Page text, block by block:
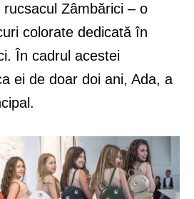
Zâmbărici – o
colorate dedicată în
În cadrul acestei
ei de doar doi ani, Ada, a